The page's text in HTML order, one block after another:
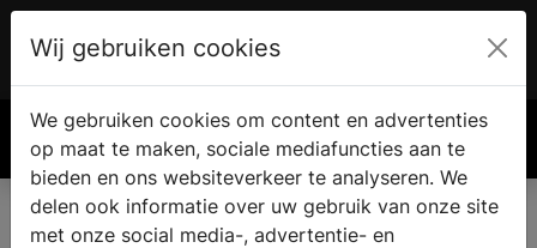
€ 0.00
Creon ramen & rolluiken
Wij gebruiken cookies
We gebruiken cookies om content en advertenties
op maat te maken, sociale mediafuncties aan te
bieden en ons websiteverkeer te analyseren. We
delen ook informatie over uw gebruik van onze site
met onze social media-, advertentie- en